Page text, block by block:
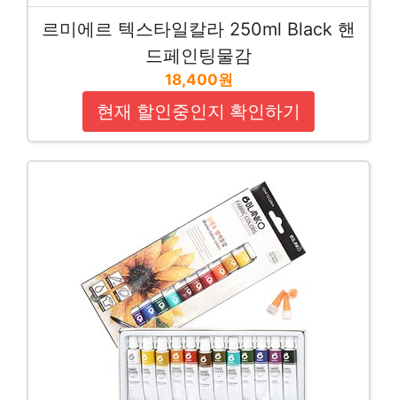
르미에르 텍스타일칼라 250ml Black 핸
드페인팅물감
18,400원
현재 할인중인지 확인하기